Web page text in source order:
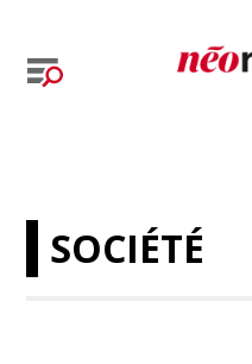
SOCIÉTÉ